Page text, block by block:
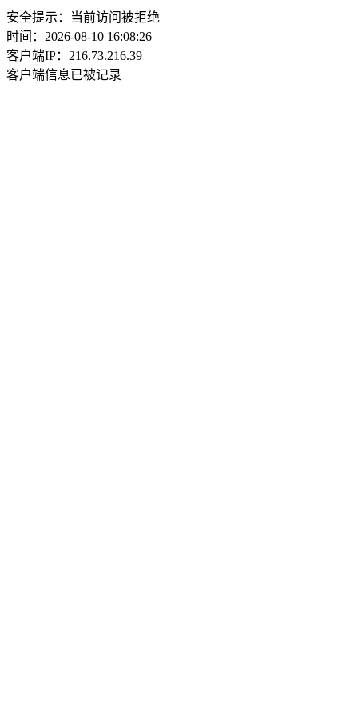
安全提示：当前访问被拒绝
时间：2026-08-10 16:08:26
客户端IP：216.73.216.39
客户端信息已被记录